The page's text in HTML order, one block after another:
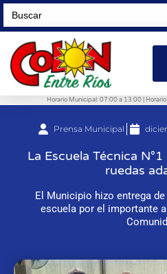
Search
for:
Horario Municipal: 07:00 a 13:00 |
Prensa Municipal
La Escuela Técnica
ruedas
El Municipio hizo entrega
escuela por el importante